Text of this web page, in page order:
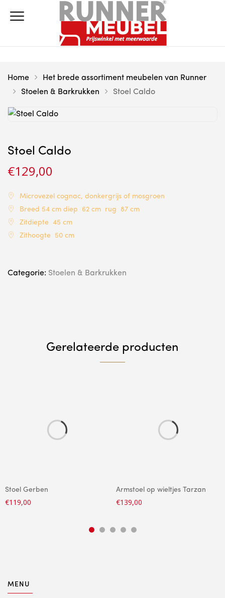
Home
Het brede assortiment meubelen van Runner
Stoelen & Barkrukken
Stoel Caldo
Stoel Caldo
€129,00
Microvezel cognac, donkergrijs of mosgroen
Breed 54 cm diep 62 cm rug 87 cm
Zitdiepte 45 cm
Zithoogte 50 cm
Categorie: Stoelen & Barkrukken
Gerelateerde producten
Stoel Gerben
€119,00
Armstoel op wieltjes Tarzan
€139,00
MENU